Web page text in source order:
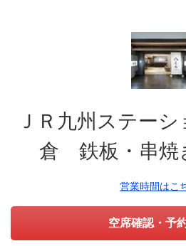
ＪＲ九州ステー
倉 鉄板・串
営業時間はこ
空席確認・予